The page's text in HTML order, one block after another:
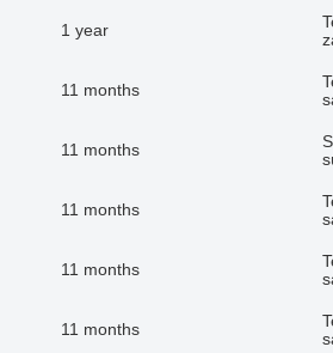
1 year
11 months
11 months
11 months
11 months
11 months